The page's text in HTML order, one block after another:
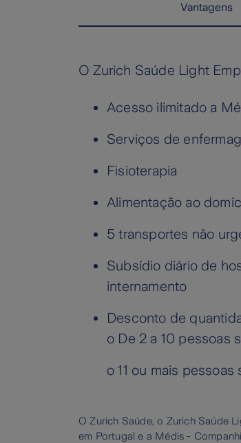
Vantagens
O Zurich Saúde Light
Acesso ilimitado a
Serviços de
Fisioterapia
Alimentação ao
5 transportes não
Subsídio diário de
internamento
Desconto de
o De 2 a 10 pessoas
o 11 ou mais pessoas
O Zurich Saúde, o Zurich Saúde
em Portugal e a Médis -